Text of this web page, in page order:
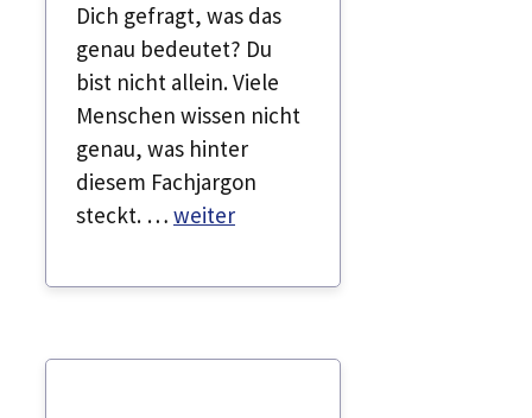
Dich gefragt, was das
genau bedeutet? Du
bist nicht allein. Viele
Menschen wissen nicht
genau, was hinter
diesem Fachjargon
steckt. … weiter